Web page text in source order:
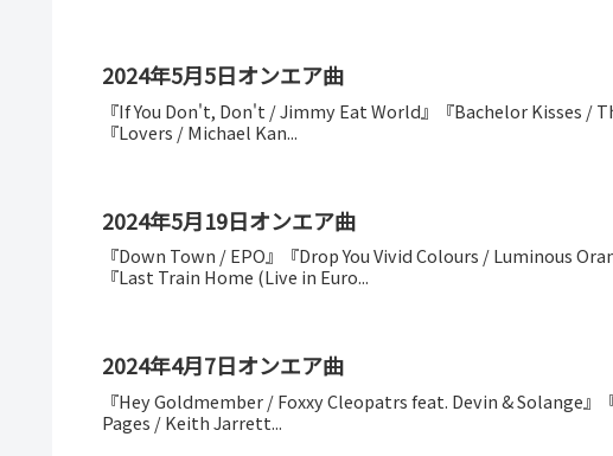
2024年5月5日オンエア曲
『If You Don't, Don't / Jimmy Eat World』『Bachelor Kisses /
『Lovers / Michael Kan...
2024年5月19日オンエア曲
『Down Town / EPO』『Drop You Vivid Colours / Luminous
『Last Train Home (Live in Euro...
2024年4月7日オンエア曲
『Hey Goldmember / Foxxy Cleopatrs feat. Devin & Solange
Pages / Keith Jarrett...